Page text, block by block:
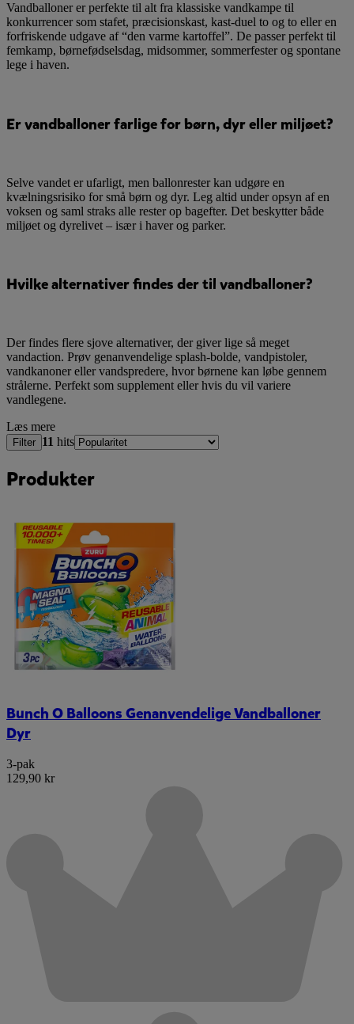
Vandballoner er perfekte til alt fra klassiske vandkampe til
konkurrencer som stafet, præcisionskast, kast-duel to og to eller en
forfriskende udgave af “den varme kartoffel”. De passer perfekt til
femkamp, børnefødselsdag, midsommer, sommerfester og spontane
lege i haven.
Er vandballoner farlige for børn, dyr eller miljøet?
Selve vandet er ufarligt, men ballonrester kan udgøre en
kvælningsrisiko for små børn og dyr. Leg altid under opsyn af en
voksen og saml straks alle rester op bagefter. Det beskytter både
miljøet og dyrelivet – især i haver og parker.
Hvilke alternativer findes der til vandballoner?
Der findes flere sjove alternativer, der giver lige så meget
vandaction. Prøv genanvendelige splash-bolde, vandpistoler,
vandkanoner eller vandspredere, hvor børnene kan løbe gennem
strålerne. Perfekt som supplement eller hvis du vil variere
vandlegene.
Læs mere
Filter 11 hits
Produkter
Bunch O Balloons Genanvendelige Vandballoner
Dyr
3-pak
129,90 kr